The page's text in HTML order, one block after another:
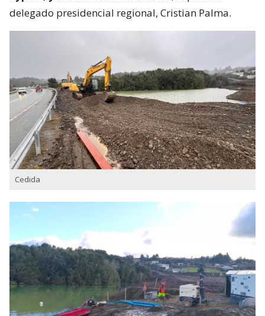
delegado presidencial regional, Cristian Palma.
Cedida